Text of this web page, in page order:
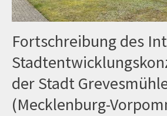
Fortschreibung des
der Stadt
(Mecklenburg-